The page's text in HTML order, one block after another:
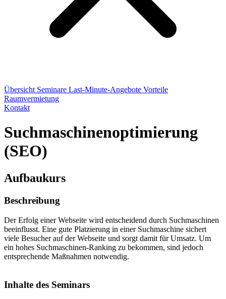
Übersicht Seminare Last-Minute-Angebote Vorteile
Raumvermietung
Kontakt
Suchmaschinenoptimierung
(SEO)
Aufbaukurs
Beschreibung
Der Erfolg einer Webseite wird entscheidend durch Suchmaschinen
beeinflusst. Eine gute Platzierung in einer Suchmaschine sichert
viele Besucher auf der Webseite und sorgt damit für Umsatz. Um
ein hohes Suchmaschinen-Ranking zu bekommen, sind jedoch
entsprechende Maßnahmen notwendig.
Inhalte des Seminars